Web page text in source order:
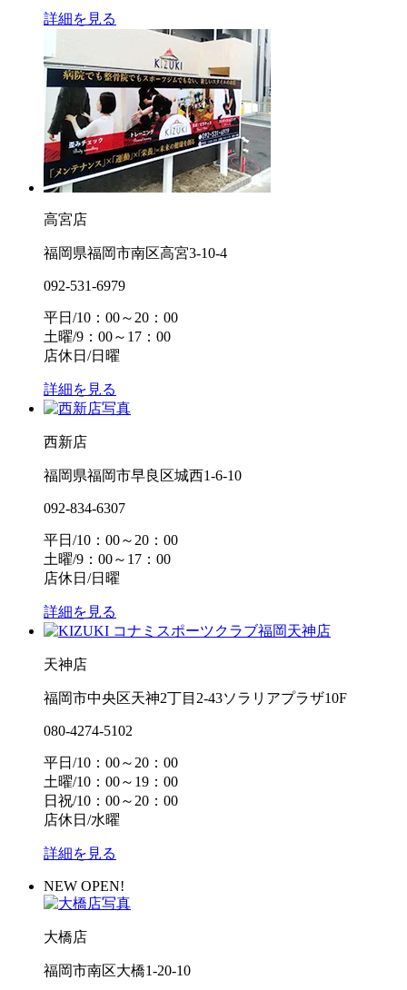
詳細を見る
高宮店
福岡県福岡市南区高宮3-10-4
092-531-6979
平日/10：00～20：00
土曜/9：00～17：00
店休日/日曜
詳細を見る
西新店
福岡県福岡市早良区城西1-6-10
092-834-6307
平日/10：00～20：00
土曜/9：00～17：00
店休日/日曜
詳細を見る
天神店
福岡市中央区天神2丁目2-43ソラリアプラザ10F
080-4274-5102
平日/10：00～20：00
土曜/10：00～19：00
日祝/10：00～20：00
店休日/水曜
詳細を見る
NEW OPEN!
大橋店
福岡市南区大橋1-20-10